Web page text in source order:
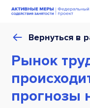
Вернуться в
Рынок
прогнозы